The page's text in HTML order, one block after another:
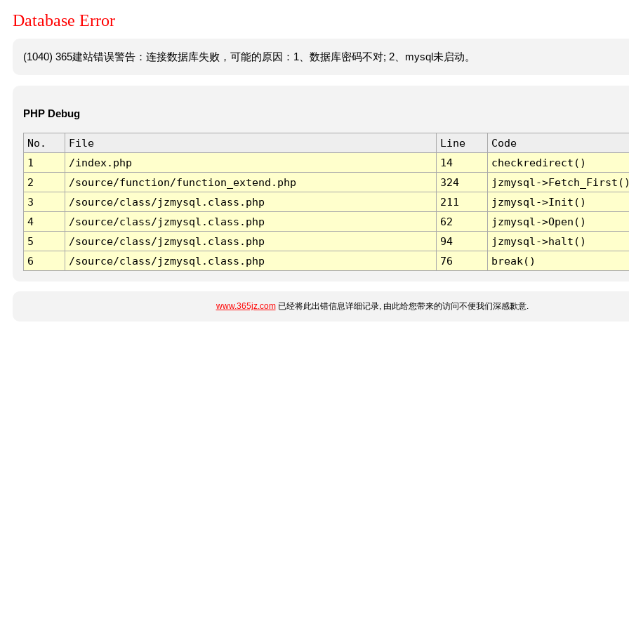
Database Error
(1040) 365建站错误警告：连接数据库失败，可能的原因：1、数据库密码不对; 2、mysql未启动。
PHP Debug
No. File Line
Code
1
/index.php 14
checkredirect()
2
/source/function/function_extend.php 324
jzmysql-
3
/source/class/jzmysql.class.php 211
jzmysql->Init()
4
/source/class/jzmysql.class.php 62
jzmysql->Open()
5
/source/class/jzmysql.class.php 94
jzmysql->halt()
6
/source/class/jzmysql.class.php 76 break()
www.365jz.com已经将此出错信息详细记录, 由此给您带来的访问不便我们深感歉意.